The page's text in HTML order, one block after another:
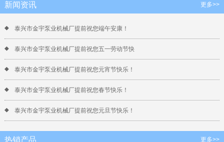
新闻资讯 更多>>
泰兴市金宇泵业机械厂提前祝您端午安康！
泰兴市金宇泵业机械厂提前祝您五一劳动节快
泰兴市金宇泵业机械厂提前祝您元宵节快乐！
泰兴市金宇泵业机械厂提前祝您春节快乐！
泰兴市金宇泵业机械厂提前祝您元旦节快乐！
热销产品 更多>>